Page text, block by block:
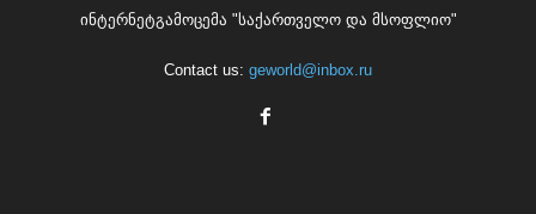
ინტერნეტგამოცემა "საქართველო და მსოფლიო"
Contact us: geworld@inbox.ru